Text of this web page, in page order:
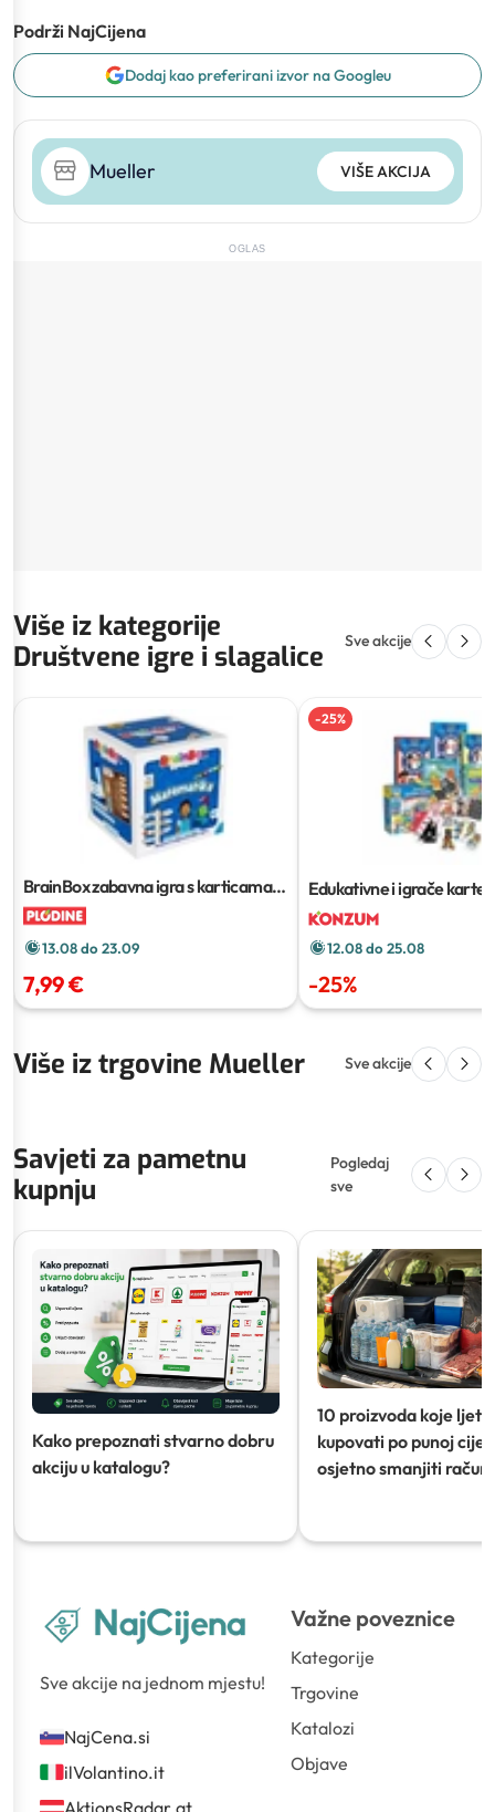
Podrži NajCijena
Dodaj kao preferirani izvor na Googleu
Mueller VIŠE AKCIJA
OGLAS
Više iz kategorije
Društvene igre i slagalice
Sve akcije
BrainBox zabavna igra s karticama
za učenje
13.08 do 23.09
7,99 €
-25%
Edukativne i igrače karte
12.08 do 25.08
-25%
Više iz trgovine Mueller Sve akcije
Savjeti za pametnu
kupnju
Pogledaj
sve
Kako prepoznati stvarno dobru
akciju u katalogu?
10 proizvoda koje ljeti
kupovati po punoj
osjetno smanjiti račun)
Sve akcije na jednom mjestu!
NajCena.si
ilVolantino.it
Važne poveznice
Kategorije
Trgovine
Katalozi
Objave